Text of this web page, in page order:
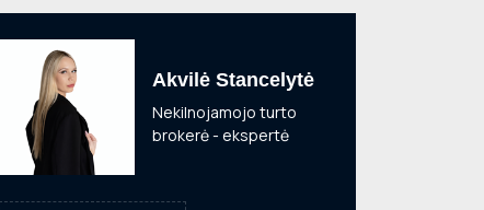
Akvilė Stancelytė
Nekilnojamojo turto
brokerė - ekspertė